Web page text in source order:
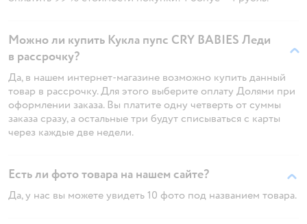
Можно ли купить Кукла пупс CRY BABIES Леди
в рассрочку?
Да, в нашем интернет-магазине возможно купить данный
товар в рассрочку. Для этого выберите оплату Долями при
оформлении заказа. Вы платите одну четверть от суммы
заказа сразу, а остальные три будут списываться с карты
через каждые две недели.
Есть ли фото товара на нашем сайте?
Да, у нас вы можете увидеть 10 фото под названием товара.